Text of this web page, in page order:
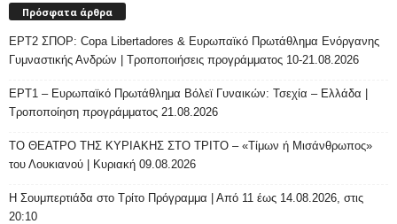
Πρόσφατα άρθρα
ΕΡΤ2 ΣΠΟΡ: Copa Libertadores & Ευρωπαϊκό Πρωτάθλημα Ενόργανης
Γυμναστικής Ανδρών | Τροποποιήσεις προγράμματος 10-21.08.2026
ΕΡΤ1 – Ευρωπαϊκό Πρωτάθλημα Βόλεϊ Γυναικών: Τσεχία – Ελλάδα |
Τροποποίηση προγράμματος 21.08.2026
ΤΟ ΘΕΑΤΡΟ ΤΗΣ ΚΥΡΙΑΚΗΣ ΣΤΟ ΤΡΙΤΟ – «Τίμων ή Μισάνθρωπος»
του Λουκιανού | Κυριακή 09.08.2026
H Σουμπερτιάδα στο Τρίτο Πρόγραμμα | Από 11 έως 14.08.2026, στις
20:10